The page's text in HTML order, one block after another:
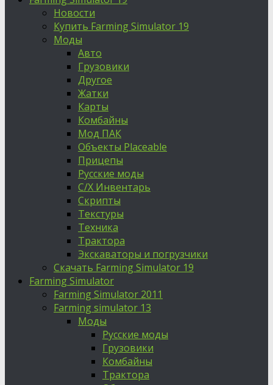
Новости
Купить Farming Simulator 19
Моды
Авто
Грузовики
Другое
Жатки
Карты
Комбайны
Мод ПАК
Объекты Placeable
Прицепы
Русские моды
С/Х Инвентарь
Скрипты
Текстуры
Техника
Трактора
Экскаваторы и погрузчики
Скачать Farming Simulator 19
Farming Simulator
Farming Simulator 2011
Farming simulator 13
Моды
Русские моды
Грузовики
Комбайны
Трактора